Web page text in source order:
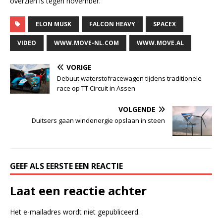
ELON MUSK FALCON HEAVY SPACEX
VIDEO WWW.MOVE-NL.COM WWW.MOVE.AL
VORIGE
Debuut waterstofracewagen tijdens traditionele
race op TT Circuit in Assen
VOLGENDE
Duitsers gaan windenergie opslaan in steen
GEEF ALS EERSTE EEN REACTIE
Laat een reactie achter
Het e-mailadres wordt niet gepubliceerd.